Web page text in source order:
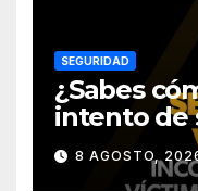
SEGURIDAD
¿Sabes
intento de
La SSP te
8 AGOSTO,